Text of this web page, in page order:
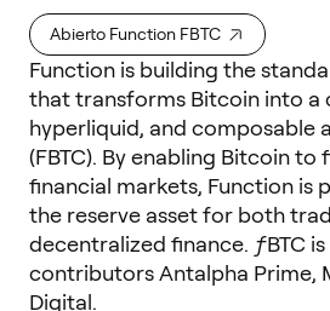
Abierto Function FBTC
Function is building the
that transforms Bitcoin into a
hyperliquid, and composable
(FBTC). By enabling Bitcoin
financial markets, Function is
the reserve asset for both
decentralized finance. ƒBTC
contributors Antalpha Prime,
Digital.